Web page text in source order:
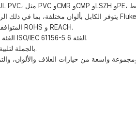
علاوة على ذلك، حصل هذا الكابل عالي الجودة على شهادات CPR Eca و Dca المتوافقة مع لوائح ROHS و REACH.
وهي تلتزم بمعايير الصناعة مثل IEC/ISO 11801 الفئة الثانية D، و ANSI/TIA568C.2 الفئة 6، و ISO/IEC 61156-5 الفئة 6.
وبالتالي، عند اختيار كابل Cat6 بالجملة لتلبية احتياجاتك في مجال الشبكات، لا تبحث بعيدًا عن عروضنا.